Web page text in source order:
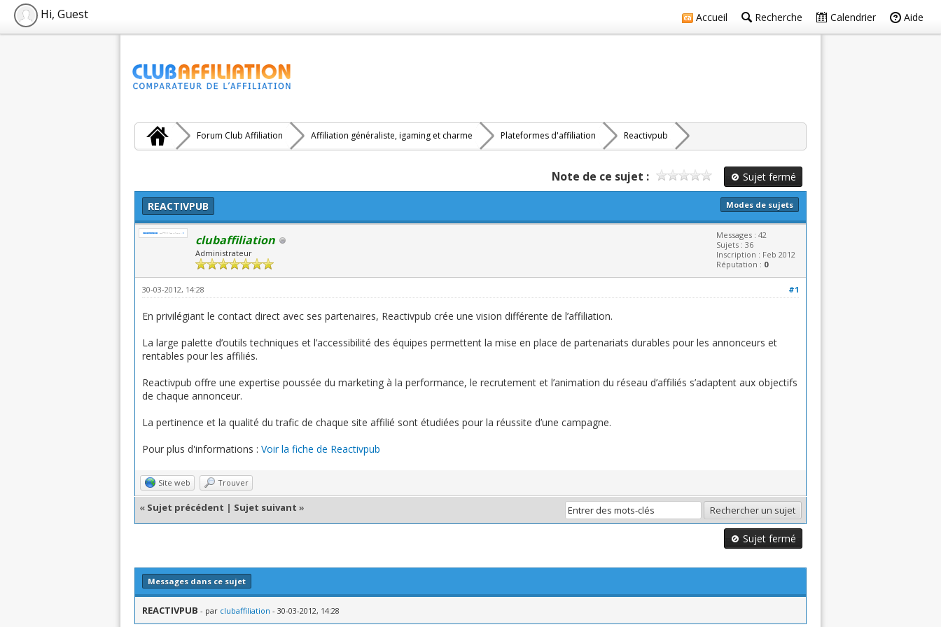
Accueil Recherche Calendrier Aide
Hi, Guest
Forum Club Affiliation Affiliation généraliste, igaming et charme Plateformes d'affiliation Reactivpub
Sujet fermé
Note de ce sujet :
Modes de sujets
REACTIVPUB
clubaffiliation
Administrateur
Messages : 42
Sujets : 36
Inscription : Feb 2012
Réputation : 0
#1
30-03-2012, 14:28
En privilégiant le contact direct avec ses partenaires, Reactivpub crée une vision différente de l’affiliation.
La large palette d’outils techniques et l’accessibilité des équipes permettent la mise en place de partenariats durables pour les annonceurs et
rentables pour les affiliés.
Reactivpub offre une expertise poussée du marketing à la performance, le recrutement et l’animation du réseau d’affiliés s’adaptent aux objectifs
de chaque annonceur.
La pertinence et la qualité du trafic de chaque site affilié sont étudiées pour la réussite d’une campagne.
Pour plus d'informations : Voir la fiche de Reactivpub
Site web Trouver
« Sujet précédent | Sujet suivant »
Sujet fermé
Messages dans ce sujet
REACTIVPUB - par clubaffiliation - 30-03-2012, 14:28